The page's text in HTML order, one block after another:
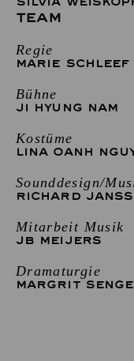
TEAM
Regie
MARIE SCHLEEF
Bühne
JI HYUNG NAM
Kostüme
LINA OANH
Sounddesign/
RICHARD
Mitarbeit Musik
JB MEIJERS
Dramaturgie
MARGRIT